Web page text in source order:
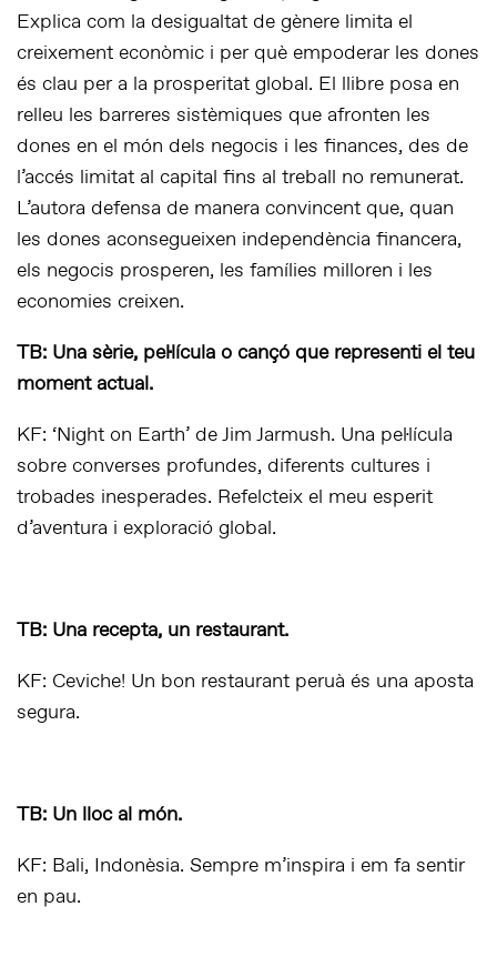
Explica com la desigualtat de gènere limita el
creixement econòmic i per què empoderar les dones
és clau per a la prosperitat global. El llibre posa en
relleu les barreres sistèmiques que afronten les
dones en el món dels negocis i les finances, des de
l’accés limitat al capital fins al treball no remunerat.
L’autora defensa de manera convincent que, quan
les dones aconsegueixen independència financera,
els negocis prosperen, les famílies milloren i les
economies creixen.
TB: Una sèrie, pel·lícula o cançó que representi el teu
moment actual.
KF: ‘Night on Earth’ de Jim Jarmush. Una pel·lícula
sobre converses profundes, diferents cultures i
trobades inesperades. Refelcteix el meu esperit
d’aventura i exploració global.
TB: Una recepta, un restaurant.
KF: Ceviche! Un bon restaurant peruà és una aposta
segura.
TB: Un lloc al món.
KF: Bali, Indonèsia. Sempre m’inspira i em fa sentir
en pau.